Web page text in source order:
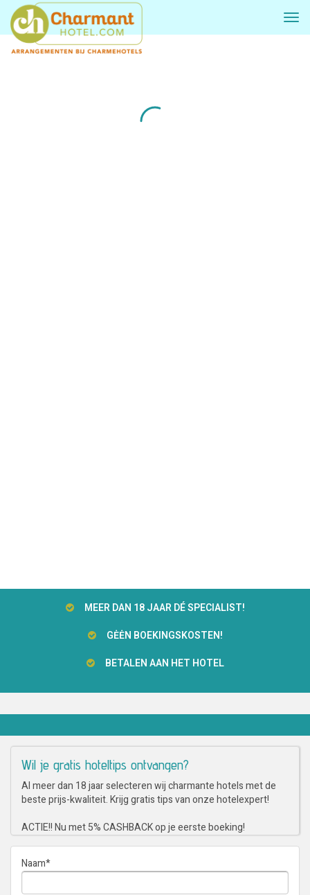
MEER DAN 18 JAAR DÉ SPECIALIST!
GĖĖN BOEKINGSKOSTEN!
BETALEN AAN HET HOTEL
Wil je gratis hoteltips ontvangen?
Al meer dan 18 jaar selecteren wij charmante hotels met de
beste prijs-kwaliteit. Krijg gratis tips van onze hotelexpert!
ACTIE!! Nu met 5% CASHBACK op je eerste boeking!
Naam*